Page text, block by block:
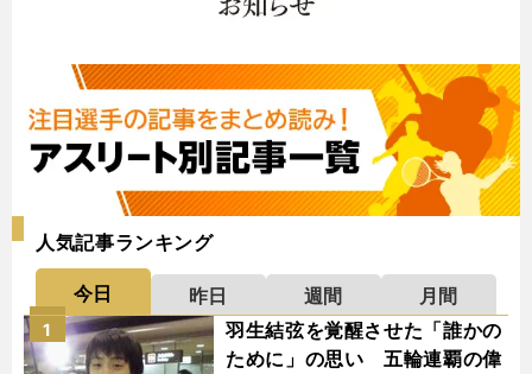
人気記事ランキング
今日 昨日 週間
月間
羽生結弦を覚醒させた「誰かの
ために」の思い 五輪連覇の偉
1